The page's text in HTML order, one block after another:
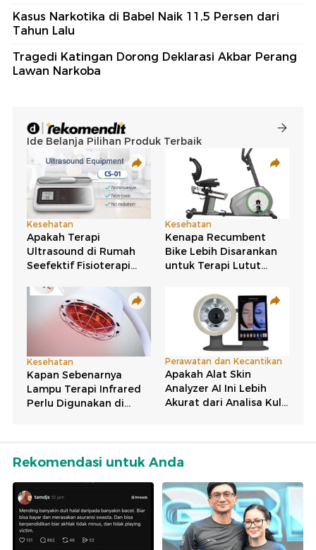
Kasus Narkotika di Babel Naik 11,5 Persen dari
Tahun Lalu
Tragedi Katingan Dorong Deklarasi Akbar Perang
Lawan Narkoba
Rekomendasi untuk Anda